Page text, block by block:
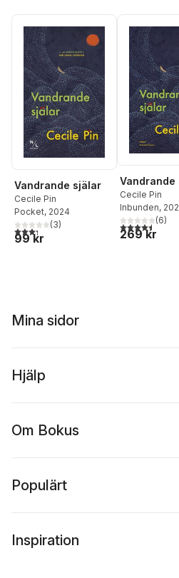
Vandrande själar
Cecile Pin
Pocket, 2024
3,3utav 5 stjärnor. Totalt antal röster:
(3)
99 kr
Vandrande
Cecile Pin
Inbunden,
4,5utav 5(6)
269 kr
Mina sidor
Hjälp
Om Bokus
Populärt
Inspiration